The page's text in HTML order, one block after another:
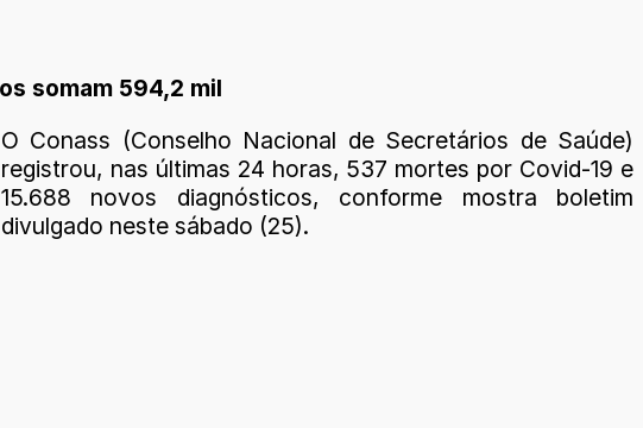
somam 594,2 mil
O Conass (Conselho Nacional de Secretários de Saúde)
registrou, nas últimas 24 horas, 537 mortes por Covid-19 e
15.688 novos diagnósticos, conforme mostra boletim
divulgado neste sábado (25).